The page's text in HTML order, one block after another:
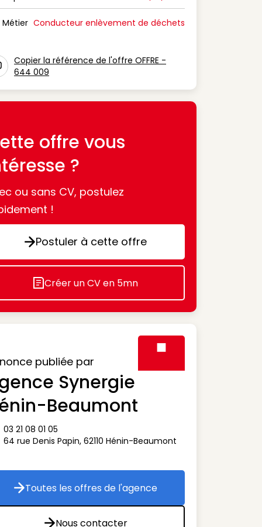
Période de disponibilité
Métier Conducteur enlèvement de déchets
copy to clipboard
Copier la référence de l'offre OFFRE -
644 009
offre vous
?
ou sans CV, postulez
!
Postuler à cette offre
Postuler à cette offre
Icon decorative
Créer un CV en 5mn
publiée par
Synergie
Beaumont
téléphone
03 21 08 01 05
adresse
64 rue Denis Papin, 62110 Hénin-Beaumont
Toutes les offres de l'agence
Toutes les offres de l'agence
Nous contacter